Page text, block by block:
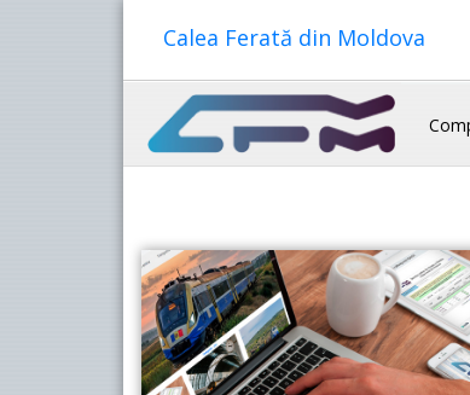
Calea Ferată din Moldova